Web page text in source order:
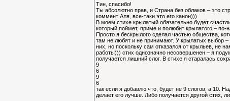
Тин, спасибо!
Ты абсолютно прав, и Страна без облаков – это
коммент Аля, все-таки это его канон)))
В моем стихе крылатый обязательно будет
который поймет, приме и полюбит крылатого – по-
Просто я бескрылого сделал частью общества,
там не любят и не принимают. У крылатых выбор –
них, но поскольку сам отказался от крыльев, не
работы))) стих однозначно несовершенен – я
получается лишний слог. В стихе я старалась
9
6
9
6
так если я добавлю что, будет не 9 слогов, а 10.
делает его лучше. Либо получается другой стих,